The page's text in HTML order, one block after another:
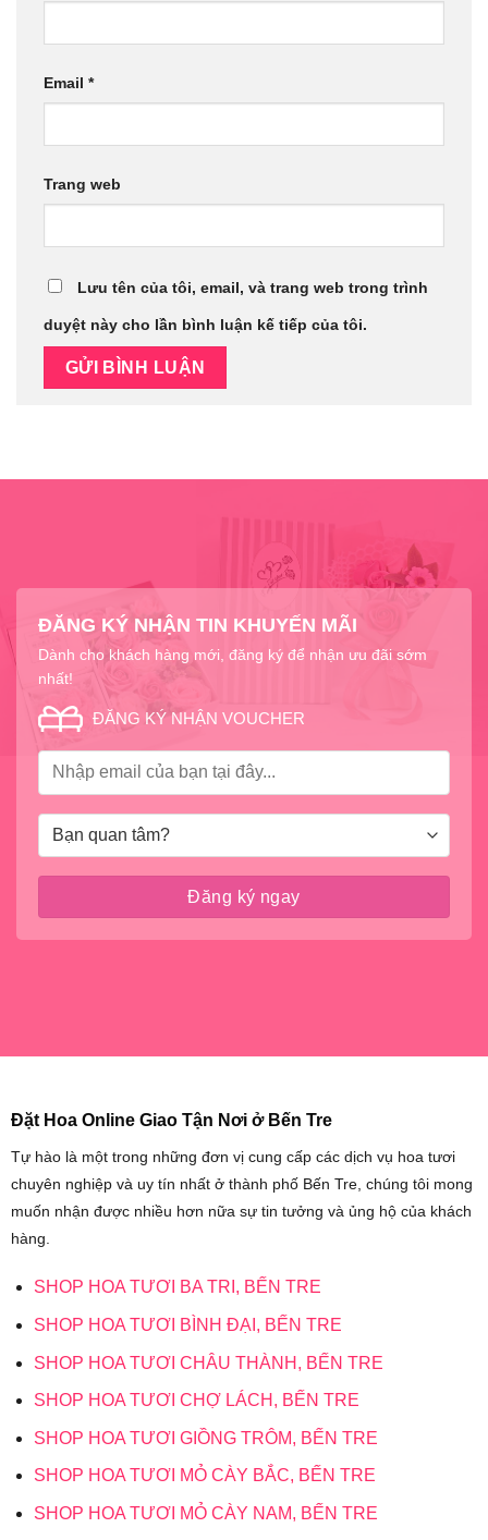
Email *
Trang web
Lưu tên của tôi, email, và trang web trong trình
duyệt này cho lần bình luận kế tiếp của tôi.
ĐĂNG KÝ NHẬN TIN KHUYẾN MÃI
Dành cho khách hàng mới, đăng ký để nhận ưu đãi sớm
nhất!
ĐĂNG KÝ NHẬN VOUCHER
Đặt Hoa Online Giao Tận Nơi ở Bến Tre
Tự hào là một trong những đơn vị cung cấp các dịch vụ hoa tươi
chuyên nghiệp và uy tín nhất ở thành phố Bến Tre, chúng tôi mong
muốn nhận được nhiều hơn nữa sự tin tưởng và ủng hộ của khách
hàng.
SHOP HOA TƯƠI BA TRI, BẾN TRE
SHOP HOA TƯƠI BÌNH ĐẠI, BẾN TRE
SHOP HOA TƯƠI CHÂU THÀNH, BẾN TRE
SHOP HOA TƯƠI CHỢ LÁCH, BẾN TRE
SHOP HOA TƯƠI GIỒNG TRÔM, BẾN TRE
SHOP HOA TƯƠI MỎ CÀY BẮC, BẾN TRE
SHOP HOA TƯƠI MỎ CÀY NAM, BẾN TRE